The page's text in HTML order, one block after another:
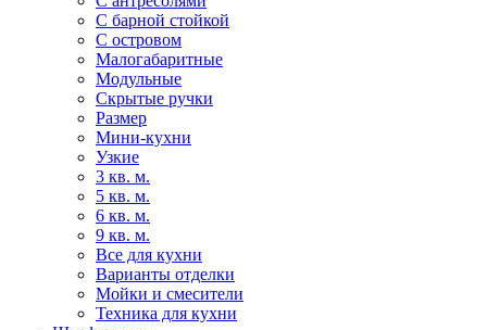
С барной стойкой
С островом
Малогабаритные
Модульные
Скрытые ручки
Размер
Мини-кухни
Узкие
3 кв. м.
5 кв. м.
6 кв. м.
9 кв. м.
Все для кухни
Варианты отделки
Мойки и смесители
Техника для кухни